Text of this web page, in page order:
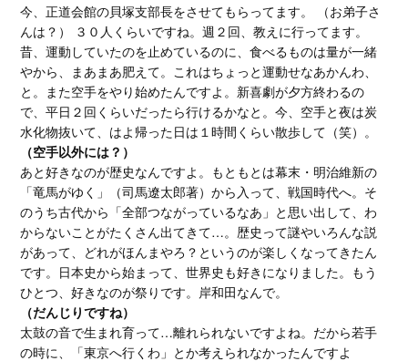
今、正道会館の貝塚支部長をさせてもらってます。 （お弟子さ
んは？） ３０人くらいですね。週２回、教えに行ってます。
昔、運動していたのを止めているのに、食べるものは量が一緒
やから、まあまあ肥えて。これはちょっと運動せなあかんわ、
と。また空手をやり始めたんですよ。新喜劇が夕方終わるの
で、平日２回くらいだったら行けるかなと。今、空手と夜は炭
水化物抜いて、はよ帰った日は１時間くらい散歩して（笑）。
（空手以外には？）
あと好きなのが歴史なんですよ。もともとは幕末・明治維新の
「竜馬がゆく」（司馬遼太郎著）から入って、戦国時代へ。そ
のうち古代から「全部つながっているなあ」と思い出して、わ
からないことがたくさん出てきて…。歴史って謎やいろんな説
があって、どれがほんまやろ？というのが楽しくなってきたん
です。日本史から始まって、世界史も好きになりました。もう
ひとつ、好きなのが祭りです。岸和田なんで。
（だんじりですね）
太鼓の音で生まれ育って…離れられないですよね。だから若手
の時に、「東京へ行くわ」とか考えられなかったんですよ